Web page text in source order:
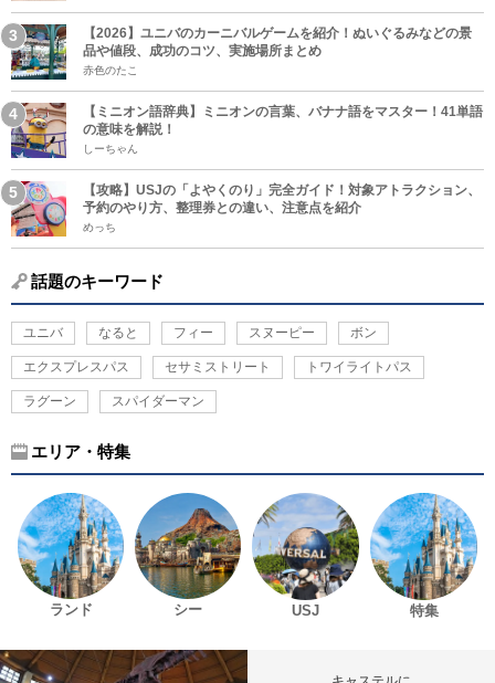
【2026】ユニバのカーニバルゲームを紹介！ぬいぐるみなどの景
品や値段、成功のコツ、実施場所まとめ
赤色のたこ
【ミニオン語辞典】ミニオンの言葉、バナナ語をマスター！41単語
の意味を解説！
しーちゃん
【攻略】USJの「よやくのり」完全ガイド！対象アトラクション、
予約のやり方、整理券との違い、注意点を紹介
めっち
話題のキーワード
ユニバ なると フィー スヌーピー ボン
エクスプレスパス セサミストリート トワイライトパス
ラグーン スパイダーマン
エリア・特集
ランド シー USJ 特集